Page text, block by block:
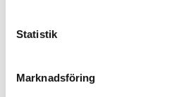
Statistik
Marknadsföring
(född 1957).